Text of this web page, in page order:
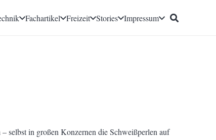
Fachartikel Freizeit Stories Impressum
selbst in großen Konzernen die Schweißperlen auf